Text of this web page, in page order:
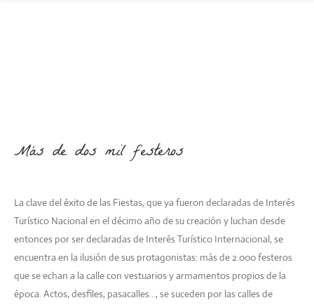
Más de dos mil festeros
La clave del éxito de las Fiestas, que ya fueron declaradas de Interés
Turístico Nacional en el décimo año de su creación y luchan desde
entonces por ser declaradas de Interés Turístico Internacional, se
encuentra en la ilusión de sus protagonistas: más de 2.000 festeros
que se echan a la calle con vestuarios y armamentos propios de la
época. Actos, desfiles, pasacalles…, se suceden por las calles de